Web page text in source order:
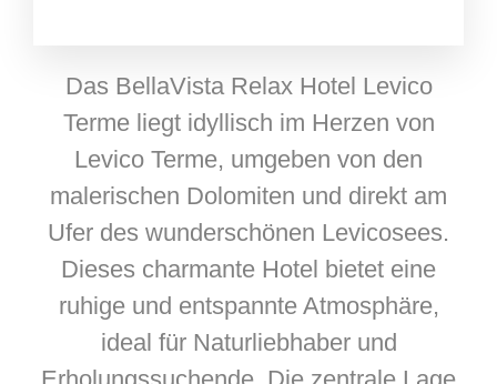
Das BellaVista Relax Hotel Levico
Terme liegt idyllisch im Herzen von
Levico Terme, umgeben von den
malerischen Dolomiten und direkt am
Ufer des wunderschönen Levicosees.
Dieses charmante Hotel bietet eine
ruhige und entspannte Atmosphäre,
ideal für Naturliebhaber und